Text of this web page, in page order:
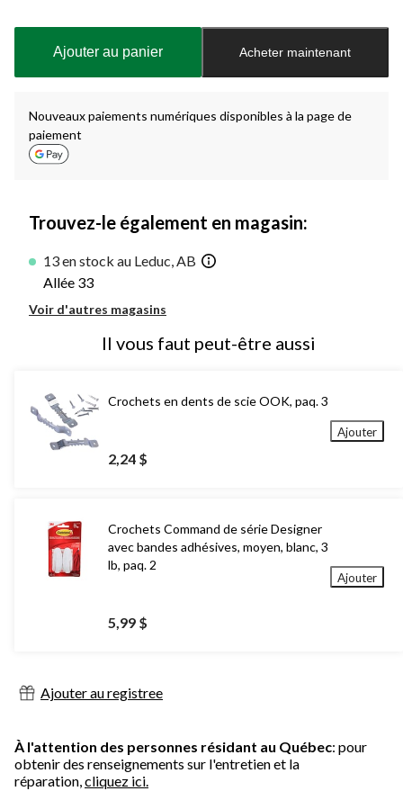
à
Ajouter au panier Acheter maintenant
Nouveaux paiements numériques disponibles à la page de
paiement
Trouvez-le également en magasin:
13 en stock au Leduc, AB
Allée 33
Voir d'autres magasins
Il vous faut peut-être aussi
Crochets en dents de scie OOK, paq. 3
2,24 $
Ajouter
Crochets Command de série Designer
avec bandes adhésives, moyen, blanc, 3
lb, paq. 2
5,99 $
Ajouter
Ajouter au registree
À l'attention des personnes résidant au Québec: pour
obtenir des renseignements sur l'entretien et la
réparation,cliquez ici.